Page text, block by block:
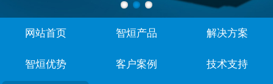
网站首页 智烜产品 解决方案
智烜优势 客户案例 技术支持